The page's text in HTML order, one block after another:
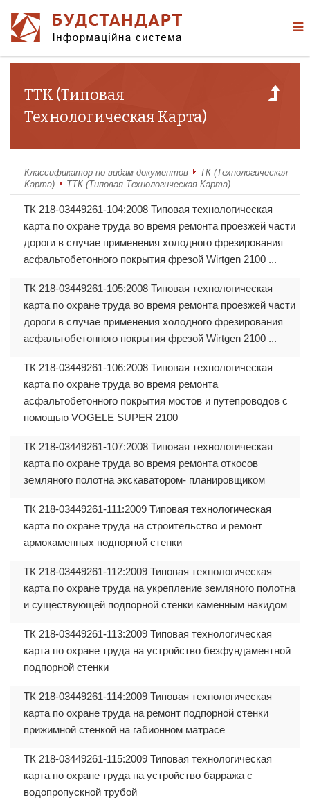
ТТК (Типовая
Технологическая Карта)
Классификатор по видам документов
ТК (Технологическая
Карта)
ТТК (Типовая Технологическая Карта)
ТК 218-03449261-104:2008 Типовая технологическая
карта по охране труда во время ремонта проезжей части
дороги в случае применения холодного фрезирования
асфальтобетонного покрытия фрезой Wirtgen 2100 ...
ТК 218-03449261-105:2008 Типовая технологическая
карта по охране труда во время ремонта проезжей части
дороги в случае применения холодного фрезирования
асфальтобетонного покрытия фрезой Wirtgen 2100 ...
ТК 218-03449261-106:2008 Типовая технологическая
карта по охране труда во время ремонта
асфальтобетонного покрытия мостов и путепроводов с
помощью VOGELE SUPER 2100
ТК 218-03449261-107:2008 Типовая технологическая
карта по охране труда во время ремонта откосов
земляного полотна экскаватором- планировщиком
ТК 218-03449261-111:2009 Типовая технологическая
карта по охране труда на строительство и ремонт
армокаменных подпорной стенки
ТК 218-03449261-112:2009 Типовая технологическая
карта по охране труда на укрепление земляного полотна
и существующей подпорной стенки каменным накидом
ТК 218-03449261-113:2009 Типовая технологическая
карта по охране труда на устройство безфундаментной
подпорной стенки
ТК 218-03449261-114:2009 Типовая технологическая
карта по охране труда на ремонт подпорной стенки
прижимной стенкой на габионном матрасе
ТК 218-03449261-115:2009 Типовая технологическая
карта по охране труда на устройство барража с
водопропускной трубой